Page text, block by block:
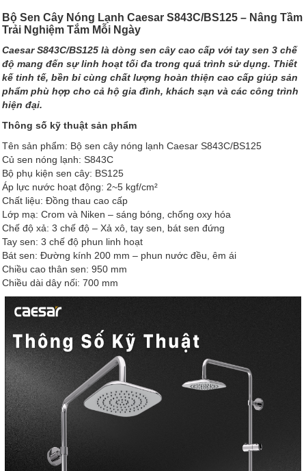
Bộ Sen Cây Nóng Lạnh Caesar S843C/BS125 – Nâng Tầm
Trải Nghiệm Tắm Mỗi Ngày
Caesar S843C/BS125 là dòng sen cây cao cấp với tay sen 3 chế
độ mang đến sự linh hoạt tối đa trong quá trình sử dụng. Thiết
kế tinh tế, bền bỉ cùng chất lượng hoàn thiện cao cấp giúp sản
phẩm phù hợp cho cả hộ gia đình, khách sạn và các công trình
hiện đại.
Thông số kỹ thuật sản phẩm
Tên sản phẩm: Bộ sen cây nóng lạnh Caesar S843C/BS125
Củ sen nóng lạnh: S843C
Bộ phụ kiện sen cây: BS125
Áp lực nước hoạt động: 2~5 kgf/cm²
Chất liệu: Đồng thau cao cấp
Lớp mạ: Crom và Niken – sáng bóng, chống oxy hóa
Chế độ xả: 3 chế độ – Xả xô, tay sen, bát sen đứng
Tay sen: 3 chế độ phun linh hoạt
Bát sen: Đường kính 200 mm – phun nước đều, êm ái
Chiều cao thân sen: 950 mm
Chiều dài dây nối: 700 mm